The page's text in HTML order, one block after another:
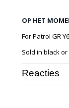
OP HET
For Patrol GR
Sold in black
Reacties